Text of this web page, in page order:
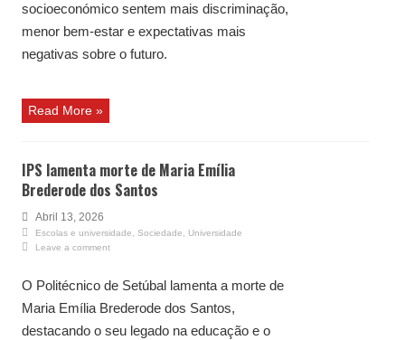
socioeconómico sentem mais discriminação,
menor bem-estar e expectativas mais
negativas sobre o futuro.
Read More »
IPS lamenta morte de Maria Emília
Brederode dos Santos
Abril 13, 2026
Escolas e universidade Sociedade
Universidade
Leave a comment
O Politécnico de Setúbal lamenta a morte de
Maria Emília Brederode dos Santos,
destacando o seu legado na educação e o